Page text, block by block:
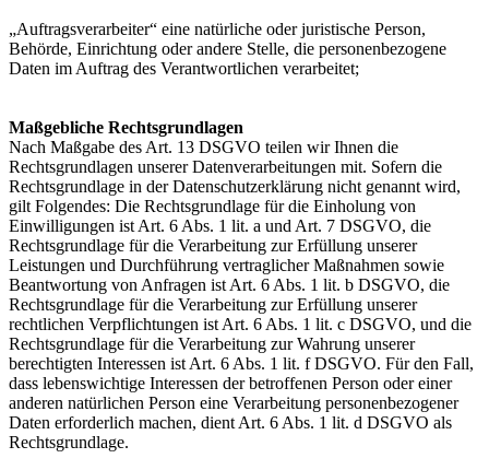
„Auftragsverarbeiter“ eine natürliche oder juristische Person,
Behörde, Einrichtung oder andere Stelle, die personenbezogene
Daten im Auftrag des Verantwortlichen verarbeitet;
Maßgebliche Rechtsgrundlagen
Nach Maßgabe des Art. 13 DSGVO teilen wir Ihnen die
Rechtsgrundlagen unserer Datenverarbeitungen mit. Sofern die
Rechtsgrundlage in der Datenschutzerklärung nicht genannt wird,
gilt Folgendes: Die Rechtsgrundlage für die Einholung von
Einwilligungen ist Art. 6 Abs. 1 lit. a und Art. 7 DSGVO, die
Rechtsgrundlage für die Verarbeitung zur Erfüllung unserer
Leistungen und Durchführung vertraglicher Maßnahmen sowie
Beantwortung von Anfragen ist Art. 6 Abs. 1 lit. b DSGVO, die
Rechtsgrundlage für die Verarbeitung zur Erfüllung unserer
rechtlichen Verpflichtungen ist Art. 6 Abs. 1 lit. c DSGVO, und die
Rechtsgrundlage für die Verarbeitung zur Wahrung unserer
berechtigten Interessen ist Art. 6 Abs. 1 lit. f DSGVO. Für den Fall,
dass lebenswichtige Interessen der betroffenen Person oder einer
anderen natürlichen Person eine Verarbeitung personenbezogener
Daten erforderlich machen, dient Art. 6 Abs. 1 lit. d DSGVO als
Rechtsgrundlage.